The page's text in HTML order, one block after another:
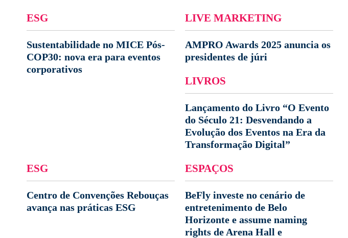
ESG
Sustentabilidade no MICE Pós-
COP30: nova era para eventos
corporativos
LIVE MARKETING
AMPRO Awards 2025 anuncia os
presidentes de júri
LIVROS
Lançamento do Livro “O Evento
do Século 21: Desvendando a
Evolução dos Eventos na Era da
Transformação Digital”
ESG
Centro de Convenções Rebouças
avança nas práticas ESG
ESPAÇOS
BeFly investe no cenário de
entretenimento de Belo
Horizonte e assume naming
rights de Arena Hall e